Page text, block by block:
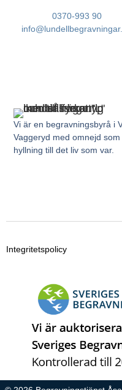
Vi är en begravningsbyrå i
Vaggeryd med omnejd
hyllning till det liv som var.
0370-993 90
Integritetspolicy